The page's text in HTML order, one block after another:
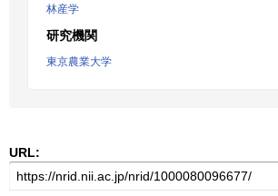
林産学
研究機関
東京農業大学
URL: